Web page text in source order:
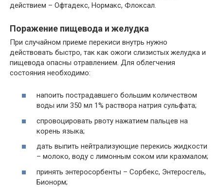
действием – Офтадекс, Нормакс, Флоксал.
Поражение пищевода и желудка
При случайном приеме перекиси внутрь нужно
действовать быстро, так как ожоги слизистых желудка и
пищевода опасны отравлением. Для облегчения
состояния необходимо:
напоить пострадавшего большим количеством
воды или 350 мл 1% раствора натрия сульфата;
спровоцировать рвоту нажатием пальцев на
корень языка;
дать выпить нейтрализующие перекись жидкости
– молоко, воду с лимонным соком или крахмалом;
принять энтеросорбенты – Сорбекс, Энтеросгель,
Бионорм;